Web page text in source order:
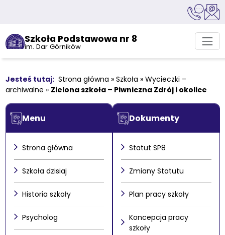
Szkoła Podstawowa nr 8
im. Dar Górników
Strona główna » Szkoła » Wycieczki –
archiwalne » Zielona szkoła – Piwniczna Zdrój i okolice
Menu
Strona główna
Szkoła dzisiaj
Historia szkoły
Psycholog
Dokumenty
Statut SP8
Zmiany Statutu
Plan pracy szkoły
Koncepcja pracy
szkoły